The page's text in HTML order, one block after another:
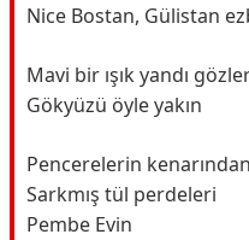
Nice Bostan, Gülistan
Mavi bir ışık yandı
Gökyüzü öyle yakın
Pencerelerin kenarından
Sarkmış tül perdeleri
Pembe Evin